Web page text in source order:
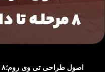
اصول طراحی تی وی روم؛۸ مرحله تا داشتن یک فضای رویایی!